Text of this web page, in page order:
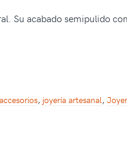
Su acabado semipulido
accesorios, joyería artesanal,